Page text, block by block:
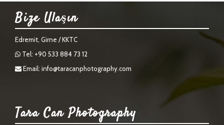
Bize Ulaşın
Edremit, Girne / KKTC
Tel: +90 533 884 73 12
Email: info@taracanphotography.com
Tara Can Photography